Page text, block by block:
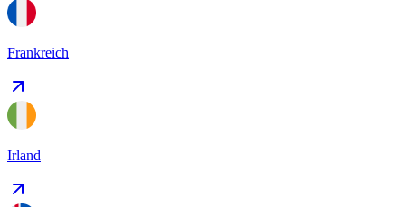
Frankreich
Irland